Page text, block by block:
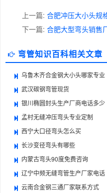
上一篇: 合肥冲压大小头规
下一篇: 合肥大型弯头销售
弯管知识百科相关文章
乌鲁木齐合金钢大小头哪家专业
武汉碳钢弯管现货
银川椭圆封头生产厂商电话多少
孟村无缝冲压弯头专业定制
西宁大口径弯头怎么买
长沙变径弯头有哪些
内蒙古弯头90度免费咨询
辽宁中频无缝弯管生产厂家电话
云南合金钢三通厂家联系方式